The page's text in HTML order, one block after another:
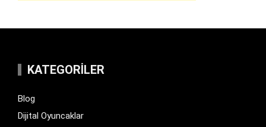
KATEGORILER
Blog
Dijital Oyuncaklar